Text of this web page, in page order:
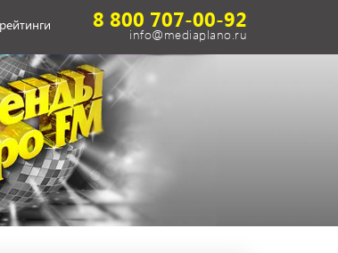
8 800 707-00-92
info@mediaplano.ru